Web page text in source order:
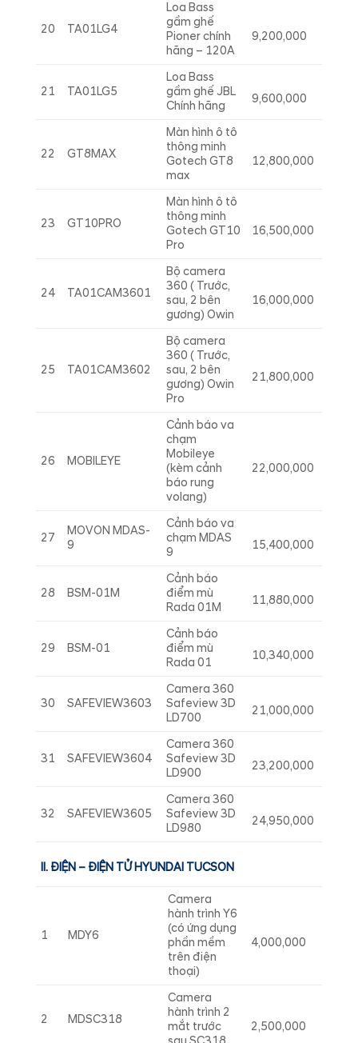
20 TA01LG4
Loa Bass
gầm ghế
Pioner chính
hãng – 120A
9,200,000
21 TA01LG5
Loa Bass
gầm ghế JBL
Chính hãng
9,600,000
22 GT8MAX
Màn hình ô tô
thông minh
Gotech GT8
max
12,800,000
23 GT10PRO
Màn hình ô tô
thông minh
Gotech GT10
Pro
16,500,000
24 TA01CAM3601
Bộ camera
360 ( Trước,
sau, 2 bên
gương) Owin
16,000,000
25 TA01CAM3602
Bộ camera
360 ( Trước,
sau, 2 bên
gương) Owin
Pro
21,800,000
26 MOBILEYE
Cảnh báo va
chạm
Mobileye
(kèm cảnh
báo rung
volang)
22,000,000
27
MOVON MDAS-
9
Cảnh báo va
chạm MDAS
9
15,400,000
28 BSM-01M
Cảnh báo
điểm mù
Rada 01M
11,880,000
29 BSM-01
Cảnh báo
điểm mù
Rada 01
10,340,000
30 SAFEVIEW3603
Camera 360
Safeview 3D
LD700
21,000,000
31 SAFEVIEW3604
Camera 360
Safeview 3D
LD900
23,200,000
32 SAFEVIEW3605
Camera 360
Safeview 3D
LD980
24,950,000
II. ĐIỆN – ĐIỆN TỬ HYUNDAI TUCSON
1 MDY6
Camera
hành trình Y6
(có ứng dụng
phần mềm
trên điện
thoại)
4,000,000
2 MDSC318
Camera
hành trình 2
mắt trước
2,500,000